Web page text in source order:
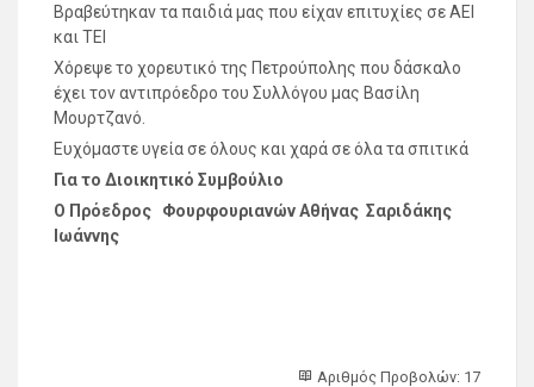
Βραβεύτηκαν τα παιδιά μας που είχαν επιτυχίες σε ΑΕΙ
και ΤΕΙ
Χόρεψε το χορευτικό της Πετρούπολης που δάσκαλο
έχει τον αντιπρόεδρο του Συλλόγου μας Βασίλη
Μουρτζανό.
Ευχόμαστε υγεία σε όλους και χαρά σε όλα τα σπιτικά
Για το Διοικητικό Συμβούλιο
Ο Πρόεδρος Φουρφουριανών Αθήνας Σαριδάκης
Ιωάννης
Αριθμός Προβολών: 17